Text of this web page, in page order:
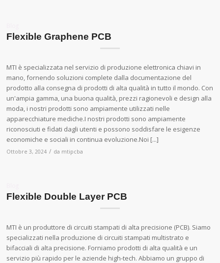
Flexible Graphene PCB
MTI è specializzata nel servizio di produzione elettronica chiavi in
mano, fornendo soluzioni complete dalla documentazione del
prodotto alla consegna di prodotti di alta qualità in tutto il mondo. Con
un'ampia gamma, una buona qualità, prezzi ragionevoli e design alla
moda, i nostri prodotti sono ampiamente utilizzati nelle
apparecchiature mediche.I nostri prodotti sono ampiamente
riconosciuti e fidati dagli utenti e possono soddisfare le esigenze
economiche e sociali in continua evoluzione.Noi [...]
Ottobre 3, 2024 / da mtipcba
Flexible Double Layer PCB
MTI è un produttore di circuiti stampati di alta precisione (PCB). Siamo
specializzati nella produzione di circuiti stampati multistrato e
bifacciali di alta precisione. Forniamo prodotti di alta qualità e un
servizio più rapido per le aziende high-tech. Abbiamo un gruppo di